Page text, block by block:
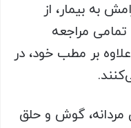
به بیمار، از
مراجعه
بر مطب خود، در
مردانه، گوش و حلق